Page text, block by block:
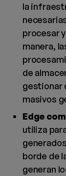
la
procesar
manera,
de
gestionar
masivos
Edge
utiliza
borde de
generan